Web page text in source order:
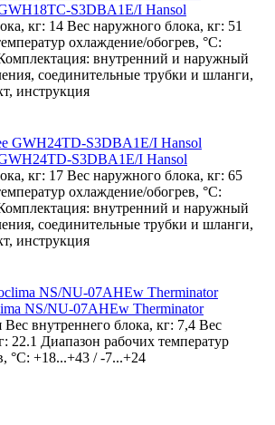
S3DBA1E/I Hansol
кг: 14 Вес наружного блока, кг: 51
охлаждение/обогрев, °C:
внутренний и наружный
соединительные трубки и шланги,
инструкция
S3DBA1E/I Hansol
кг: 17 Вес наружного блока, кг: 65
охлаждение/обогрев, °C:
внутренний и наружный
соединительные трубки и шланги,
инструкция
NS/NU-07AHEw Therminator
Вес внутреннего блока, кг: 7,4 Вес
22.1 Диапазон рабочих температур
°C: +18...+43 / -7...+24